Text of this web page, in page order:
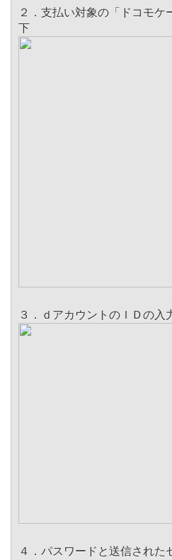
２．支払い対象の「ドコモケ
下
３．ｄアカウントのＩＤの入
４．パスワードと送信された